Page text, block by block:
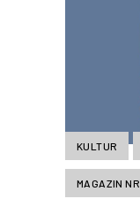
KULTUR
MAGAZIN